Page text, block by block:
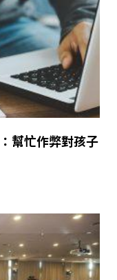
幫忙作弊對孩子